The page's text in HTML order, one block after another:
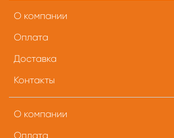
О компании
Оплата
Доставка
Контакты
О компании
Оплата